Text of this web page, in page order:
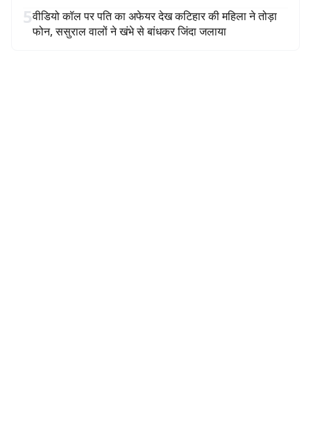
5वीडियो कॉल पर पति का अफेयर देख कटिहार की महिला ने तोड़ा
फोन, ससुराल वालों ने खंभे से बांधकर जिंदा जलाया